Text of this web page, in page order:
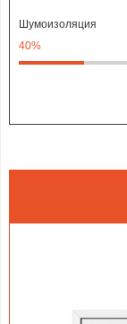
Шумоизоляция
40%